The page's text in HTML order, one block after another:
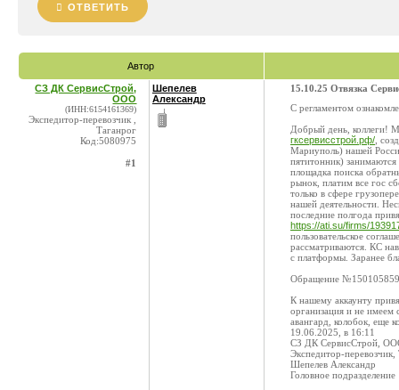
ОТВЕТИТЬ
Автор
СЗ ДК СервисСтрой,
ООО
(ИНН:6154161369)
Экспедитор-перевозчик ,
Таганрог
Код:5080975
#1
Шепелев
Александр
15.10.25 Отвязка
С регламентом
Добрый день, коллеги!
гксервисстрой.рф/ ,
Мариуполь) нашей
пятитонник) занимаются
площадка поиска
рынок, платим все гос
только в сфере
нашей деятельности.
последние полгода
https://ati.su/firms/
пользовательское
рассматриваются. КС
с платформы. Заранее
Обращение №150105859
К нашему аккаунту
организация и не имеем
авангард, колобок, еще
19.06.2025, в 16:11
СЗ ДК СервисСтрой,
Экспедитор-перевозчик,
Шепелев Александр
Головное подразделение